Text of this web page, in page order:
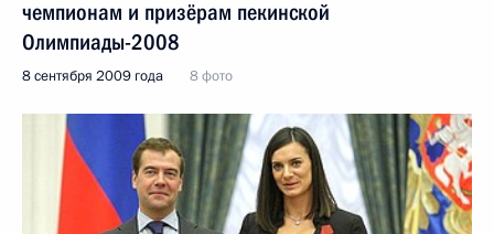
чемпионам и призёрам пекинской
Олимпиады-2008
8 сентября 2009 года 8 фото